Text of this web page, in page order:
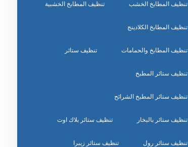
تنظيف المطابخ الخشب تنظيف المطابخ الخشبية
تنظيف المطابخ الكلادينج
تنظيف المطابخ والحمامات تنظيف ستائر
تنظيف ستائر المطبخ
تنظيف ستائر المطبخ الشرائح
تنظيف ستائر بالبخار تنظيف ستائر بلاك اوت
تنظيف ستائر رول تنظيف ستائر زيبرا